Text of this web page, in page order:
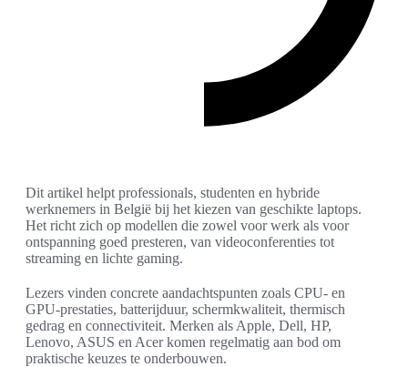
Dit artikel helpt professionals, studenten en hybride
werknemers in België bij het kiezen van geschikte laptops.
Het richt zich op modellen die zowel voor werk als voor
ontspanning goed presteren, van videoconferenties tot
streaming en lichte gaming.
Lezers vinden concrete aandachtspunten zoals CPU- en
GPU-prestaties, batterijduur, schermkwaliteit, thermisch
gedrag en connectiviteit. Merken als Apple, Dell, HP,
Lenovo, ASUS en Acer komen regelmatig aan bod om
praktische keuzes te onderbouwen.